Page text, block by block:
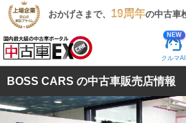
おかげさまで、 19周年の中古車
NEW
クルマAI
BOSS CARS の中古車販売店情報